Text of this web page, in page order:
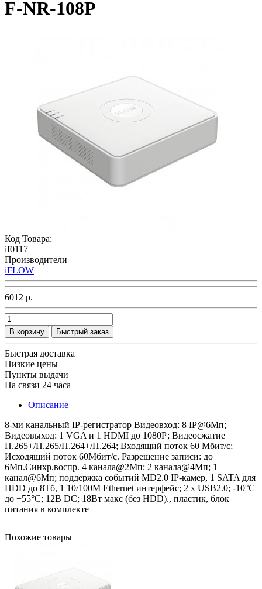
F-NR-108P
Код Товара:
if0117
Производители
iFLOW
6012 р.
В корзину Быстрый заказ
Быстрая доставка
Низкие цены
Пункты выдачи
На связи 24 часа
Описание
8-ми канальный IP-регистратор Видеовход: 8 IP@6Мп;
Видеовыход: 1 VGA и 1 HDMI до 1080Р; Видеосжатие
H.265+/H.265/H.264+/H.264; Входящий поток 60 Мбит/с;
Исходящий поток 60Мбит/с. Разрешение записи: до
6Мп.Синхр.воспр. 4 канала@2Мп; 2 канала@4Мп; 1
канал@6Мп; поддержка событий MD2.0 IP-камер, 1 SATA для
HDD до 8Тб, 1 10/100M Ethernet интерфейс; 2 х USB2.0; -10°C
до +55°C; 12В DC; 18Вт макс (без HDD)., пластик, блок
питания в комплекте
Похожие товары